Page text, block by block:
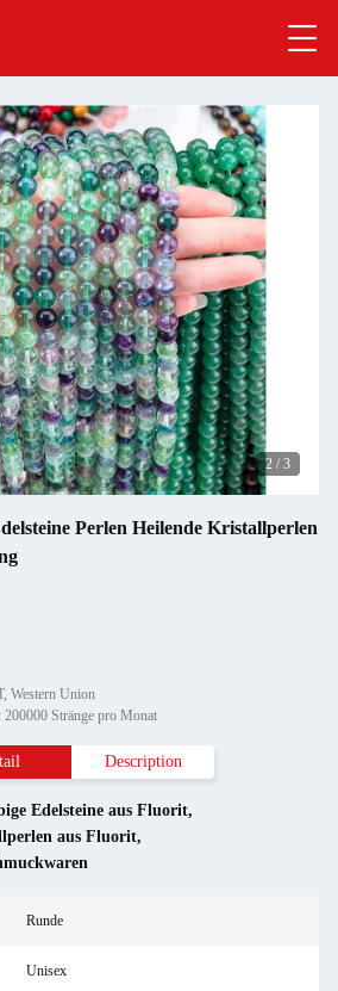
2 / 3
Perlen Heilende Kristallperlen
Western Union
Stränge pro Monat
Description
Edelsteine aus Fluorit,
aus Fluorit,
Runde
Unisex